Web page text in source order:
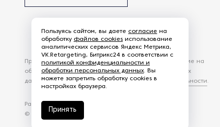
Разработка сайта —
© 2026 – Eurasia Group. Все права защищены
Продолжая использовать наш сайт, вы даете согласие на
обработку файлов Cookies и других пользовательских
данных, в соответствии сПолитикой конфиденциальности.
Пользуясь сайтом, вы даете согласие на
обработку файлов cookies использование
аналитических сервисов Яндекс Метрика,
VK.Retargeting, Битрикс24 в соответствии с
политикой конфиденциальности и
обработки персональных данных. Вы
можете запретить обработку cookies в
настройках браузера.
Принять